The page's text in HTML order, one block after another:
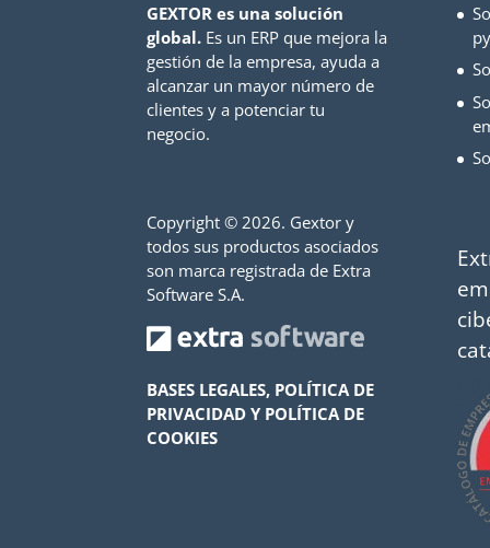
GEXTOR es una solución
global. Es un ERP que mejora la
gestión de la empresa, ayuda a
alcanzar un mayor número de
clientes y a potenciar tu
negocio.
Copyright ©2026. Gextor y
todos sus productos asociados
son marca registrada de Extra
Software S.A.
BASES LEGALES, POLÍTICA DE
PRIVACIDAD Y POLÍTICA DE
COOKIES